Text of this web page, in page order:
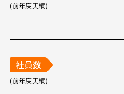
(前年度実績)
社員数
(前年度実績)